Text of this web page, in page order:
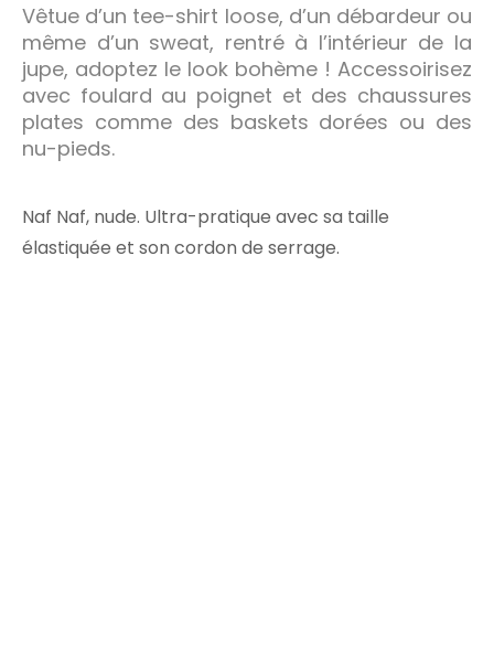
Vêtue d’un tee-shirt loose, d’un débardeur ou
même d’un sweat, rentré à l’intérieur de la
jupe, adoptez le look bohème ! Accessoirisez
avec foulard au poignet et des chaussures
plates comme des baskets dorées ou des
nu-pieds.
Naf Naf, nude. Ultra-pratique avec sa taille
élastiquée et son cordon de serrage.